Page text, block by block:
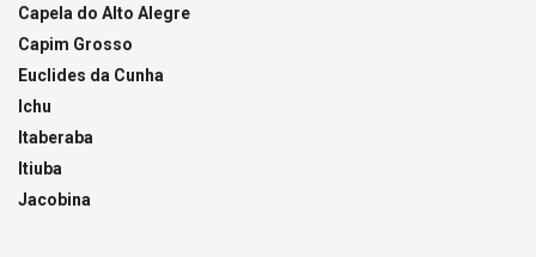
Capela do Alto Alegre
Capim Grosso
Euclides da Cunha
Ichu
Itaberaba
Itiuba
Jacobina